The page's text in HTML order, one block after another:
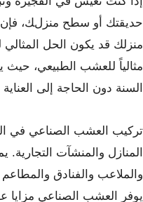
حديقتك أو سطح منزلك،
منزلك قد يكون الحل المثالي
مثالياً للعشب الطبيعي، حيث
السنة دون الحاجة إلى
تركيب العشب الصناعي في
المنازل والمنشآت
والملاعب والفنادق
يوفر العشب الصناعي مزايا